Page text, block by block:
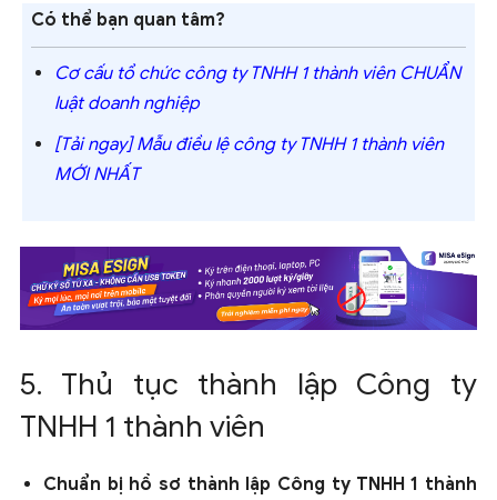
Có thể bạn quan tâm?
Cơ cấu tổ chức công ty TNHH 1 thành viên CHUẨN
luật doanh nghiệp
[Tải ngay] Mẫu điều lệ công ty TNHH 1 thành viên
MỚI NHẤT
5. Thủ tục thành lập Công ty
TNHH 1 thành viên
Chuẩn bị hồ sơ thành lập Công ty TNHH 1 thành